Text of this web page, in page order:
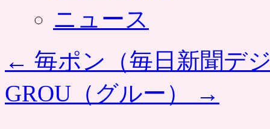
ニュース
← 毎ポン（毎日新聞デ
GROU（グルー）
→